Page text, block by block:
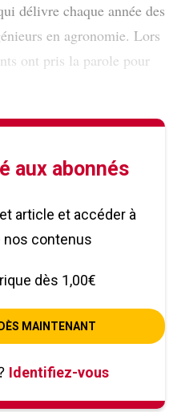
délivre chaque année des
en agronomie. Lors
ont pris la parole pour
aux abonnés
article et accéder à
nos contenus
dès 1,00€
MAINTENANT
Identifiez-vous